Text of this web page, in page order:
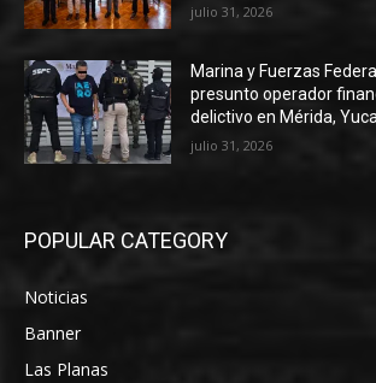
julio 31, 2026
Marina y Fuerzas
presunto operador
delictivo en Mérida,
julio 31, 2026
POPULAR CATEGORY
Noticias
Banner
Las Planas